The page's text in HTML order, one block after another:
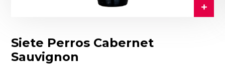
Siete Perros Cabernet
Sauvignon